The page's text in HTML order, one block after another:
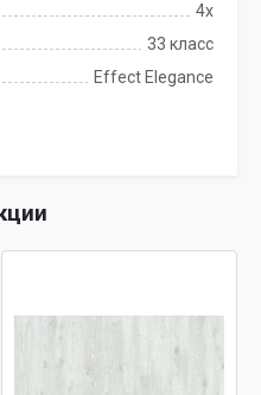
4x
33 класс
Effect Elegance